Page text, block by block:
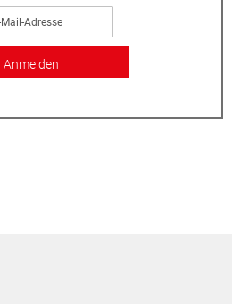
Anmelden